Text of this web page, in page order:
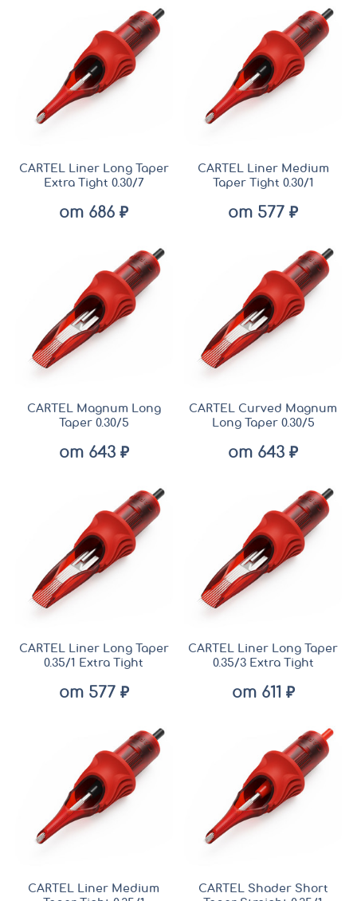
CARTEL Liner Long Taper
Extra Tight 0.30/7
от 686 ₽
CARTEL Liner Medium
Taper Tight 0.30/1
от 577 ₽
CARTEL Magnum Long
Taper 0.30/5
от 643 ₽
CARTEL Curved Magnum
Long Taper 0.30/5
от 643 ₽
CARTEL Liner Long Taper
0.35/1 Extra Tight
от 577 ₽
CARTEL Liner Long Taper
0.35/3 Extra Tight
от 611 ₽
CARTEL Liner Medium
CARTEL Shader Short